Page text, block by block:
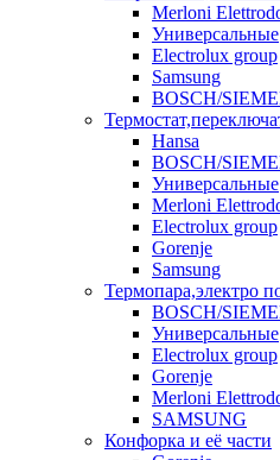
Merloni
Универсальные
Electrolux group
Samsung
BOSCH/
Hansa
BOSCH/
Универсальные
Merloni
Electrolux group
Gorenje
Samsung
Термопара,электро
BOSCH/
Универсальные
Electrolux group
Gorenje
Merloni
SAMSUNG
Конфорка и её части